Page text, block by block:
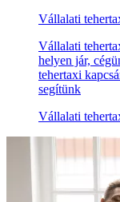
Vállalati
Vállalati
helyen jár,
tehertaxi
segítünk
Vállalati